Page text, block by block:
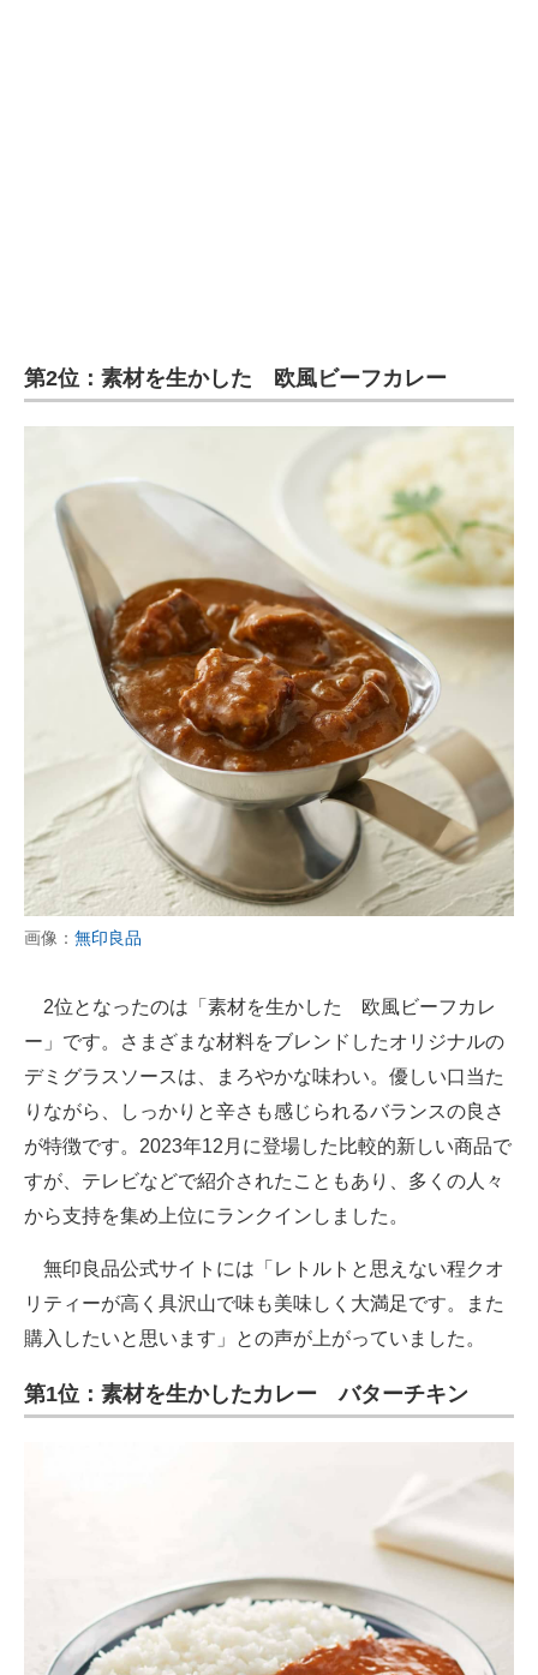
第2位：素材を生かした 欧風ビーフカレー
画像： 無印良品
2位となったのは「素材を生かした 欧風ビーフカレ
ー」です。さまざまな材料をブレンドしたオリジナルの
デミグラスソースは、まろやかな味わい。優しい口当た
りながら、しっかりと辛さも感じられるバランスの良さ
が特徴です。2023年12月に登場した比較的新しい商品で
すが、テレビなどで紹介されたこともあり、多くの人々
から支持を集め上位にランクインしました。
無印良品公式サイトには「レトルトと思えない程クオ
リティーが高く具沢山で味も美味しく大満足です。また
購入したいと思います」との声が上がっていました。
第1位：素材を生かしたカレー バターチキン